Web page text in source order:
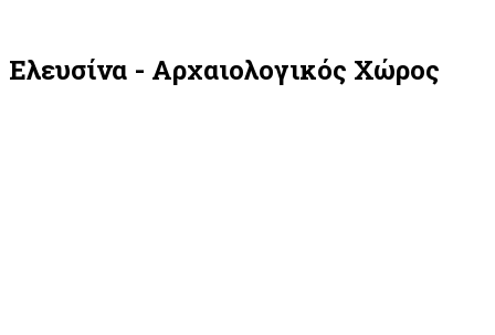
Ελευσίνα - Αρχαιολογικός Χώρος